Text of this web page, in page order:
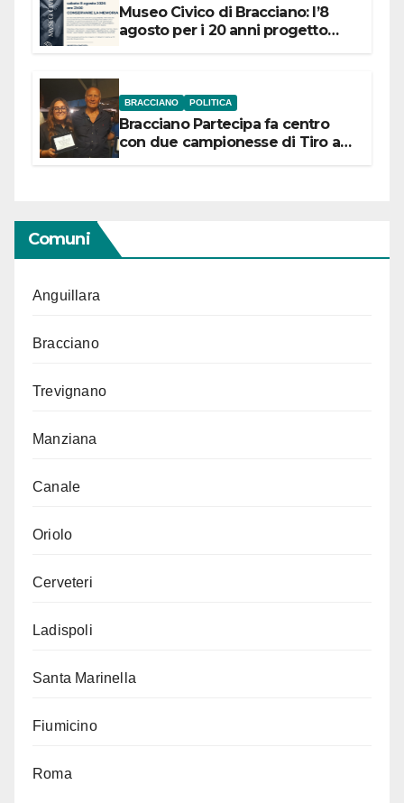
Museo Civico di Bracciano: l’8
agosto per i 20 anni progetto
BRACCIANO POLITICA
Bracciano Partecipa fa centro
con due campionesse di Tiro a
Comuni
Anguillara
Bracciano
Trevignano
Manziana
Canale
Oriolo
Cerveteri
Ladispoli
Santa Marinella
Fiumicino
Roma